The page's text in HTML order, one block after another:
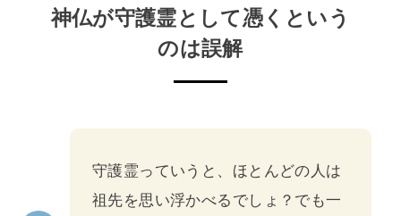
神仏が守護霊として憑くという
のは誤解
守護霊っていうと、ほとんどの人は
祖先を思い浮かべるでしょ？でも一